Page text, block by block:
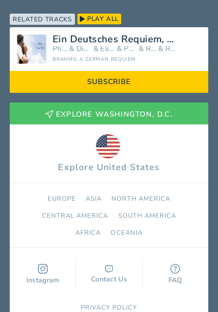
RELATED TRACKS PLAY ALL
Ein Deutsches Requiem, Op. 45: Langsam, Marschmäßig - Denn Alles Fleisch Es Ist Wie Gras
Philharmonia Orchestra & Dietrich Fischer-Dieskau & Elisabeth Schwarzkopf & Philharmonia Chorus & Reinhold Schmid & Ralph Downes
BRAHMS: A GERMAN REQUIEM
SUBSCRIBE
EXPLORE WASHINGTON, D.C.
Explore United States
EUROPE ASIA
NORTH AMERICA
СENTRAL AMERICA
SOUTH AMERICA
AFRICA
OCEANIA
Instagram Contact Us FAQ
PRIVACY POLICY